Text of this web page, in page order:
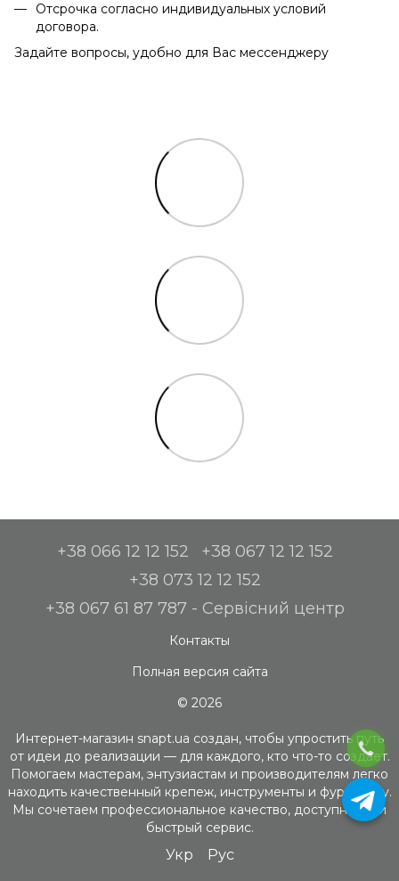
Отсрочка согласно индивидуальных условий
договора.
Задайте вопросы, удобно для Вас мессенджеру
+38 066 12 12 152
+38 067 12 12 152
+38 073 12 12 152
+38 067 61 87 787 - Сервісний центр
Контакты
Полная версия сайта
© 2026
Интернет-магазин snapt.ua создан, чтобы упростить путь
от идеи до реализации — для каждого, кто что-то создает.
Помогаем мастерам, энтузиастам и производителям легко
находить качественный крепеж, инструменты и фурнитуру.
Мы сочетаем профессиональное качество, доступность и
быстрый сервис.
Укр Рус